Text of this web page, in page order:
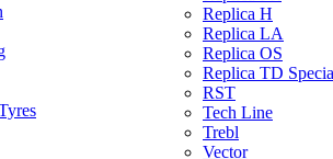
Replica H
Replica LA
Replica OS
Replica TD
RST
Tech Line
Trebl
Vector